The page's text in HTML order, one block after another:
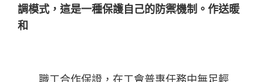
調模式，這是一種保護自己的防禦機制。作送暖
和